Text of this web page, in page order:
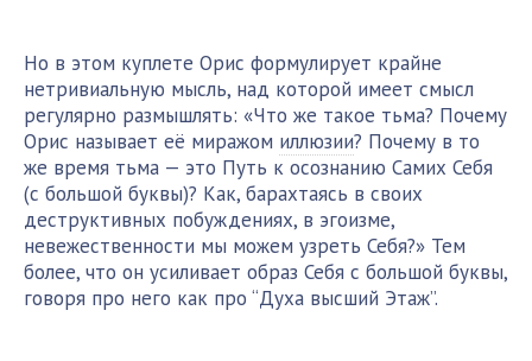
Но в этом куплете Орис формулирует крайне
нетривиальную мысль, над которой имеет смысл
регулярно размышлять: «Что же такое тьма? Почему
Орис называет её миражом иллюзии? Почему в то
же время тьма — это Путь к осознанию Самих Себя
(с большой буквы)? Как, барахтаясь в своих
деструктивных побуждениях, в эгоизме,
невежественности мы можем узреть Себя?» Тем
более, что он усиливает образ Себя с большой буквы,
говоря про него как про “Духа высший Этаж”.